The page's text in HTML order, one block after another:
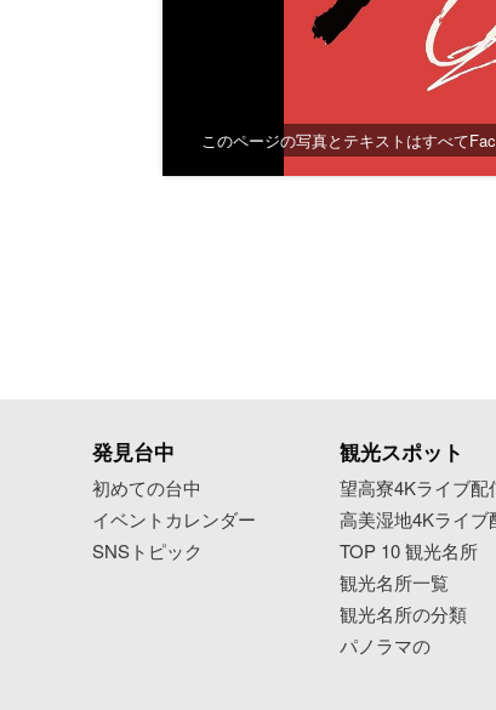
このページの写真とテキストはすべて
発見台中
初めての台中
イベントカレンダー
SNSトピック
観光スポット
望高寮4Kライブ配
高美湿地4Kライブ
TOP 10 観光名所
観光名所一覧
観光名所の分類
パノラマの